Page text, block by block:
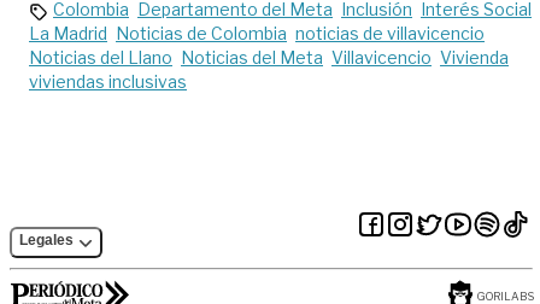
Colombia Departamento del Meta Inclusión Interés Social
La Madrid Noticias de Colombia noticias de villavicencio
Noticias del Llano Noticias del Meta Villavicencio Vivienda
viviendas inclusivas
Legales
GORILABS